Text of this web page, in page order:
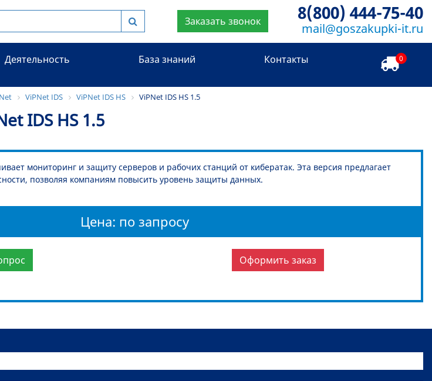
Заказать звонок 8(800) 444-75-40
mail@goszakupki-it.ru
0
Деятельность База знаний Контакты
ViPNet IDS ViPNet IDS HS ViPNet IDS HS 1.5
IDS HS 1.5
мониторинг и защиту серверов и рабочих станций от кибератак. Эта версия предлагает
позволяя компаниям повысить уровень защиты данных.
Цена: по запросу
Оформить заказ